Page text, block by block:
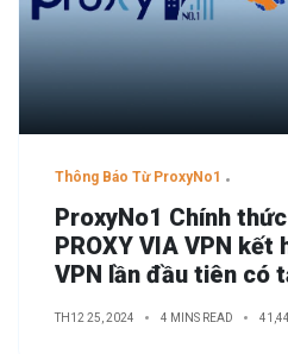
Thông Báo Từ ProxyNo1
ProxyNo1 Chính
PROXY VIA VPN kết
VPN lần đầu tiên có
TH12 25, 2024 4 MINS READ